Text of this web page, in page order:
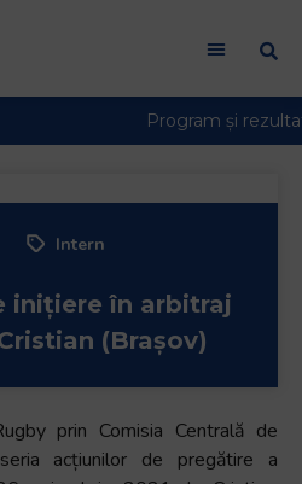
Intern
inițiere în arbitraj
(Brașov)
prin Comisia Centrală de
acțiunilor de pregătire a